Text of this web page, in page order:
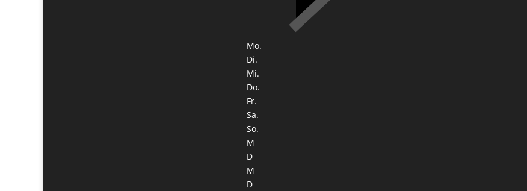
Mo.
Di.
Mi.
Do.
Fr.
Sa.
So.
M
D
M
D